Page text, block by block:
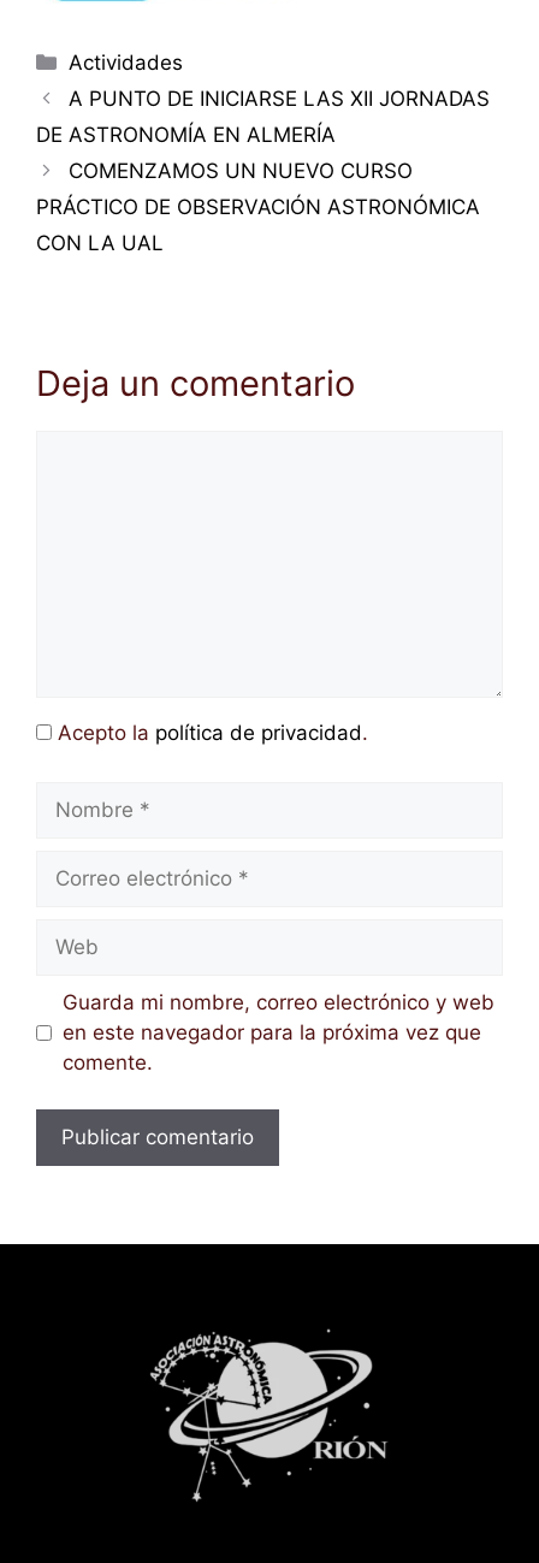
Categorías
Actividades
A PUNTO DE INICIARSE LAS XII JORNADAS
DE ASTRONOMÍA EN ALMERÍA
COMENZAMOS UN NUEVO CURSO
PRÁCTICO DE OBSERVACIÓN ASTRONÓMICA
CON LA UAL
Deja un comentario
Acepto la política de privacidad.
Nombre
Correo
Web
Guarda mi nombre, correo electrónico y web
en este navegador para la próxima vez que
comente.